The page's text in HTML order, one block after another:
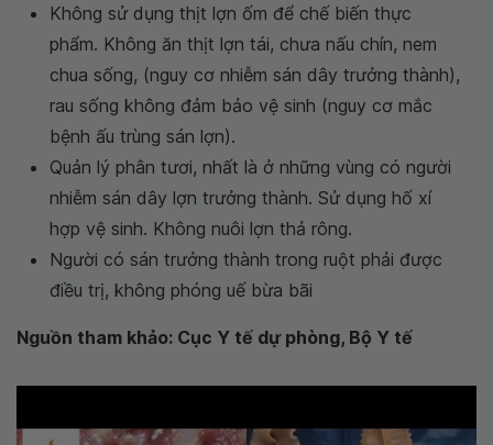
Không sử dụng thịt lợn ốm để chế biến thực
phẩm. Không ăn thịt lợn tái, chưa nấu chín, nem
chua sống, (nguy cơ nhiễm sán dây trưởng thành),
rau sống không đảm bảo vệ sinh (nguy cơ mắc
bệnh ấu trùng sán lợn).
Quản lý phân tươi, nhất là ở những vùng có người
nhiễm sán dây lợn trưởng thành. Sử dụng hố xí
hợp vệ sinh. Không nuôi lợn thả rông.
Người có sán trưởng thành trong ruột phải được
điều trị, không phóng uế bừa bãi
Nguồn tham khảo: Cục Y tế dự phòng, Bộ Y tế